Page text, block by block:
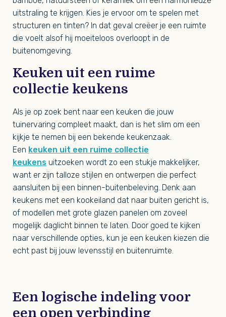
uitstraling te krijgen. Kies je ervoor om te spelen met
structuren en tinten? In dat geval creëer je een ruimte
die voelt alsof hij moeiteloos overloopt in de
buitenomgeving.
Keuken uit een ruime
collectie keukens
Als je op zoek bent naar een keuken die jouw
tuinervaring compleet maakt, dan is het slim om een
kijkje te nemen bij een bekende keukenzaak.
Een keuken uit een ruime collectie
keukens uitzoeken wordt zo een stukje makkelijker,
want er zijn talloze stijlen en ontwerpen die perfect
aansluiten bij een binnen-buitenbeleving. Denk aan
keukens met een kookeiland dat naar buiten gericht is,
of modellen met grote glazen panelen om zoveel
mogelijk daglicht binnen te laten. Door goed te kijken
naar verschillende opties, kun je een keuken kiezen die
echt past bij jouw levensstijl en buitenruimte.
Een logische indeling voor
een open verbinding